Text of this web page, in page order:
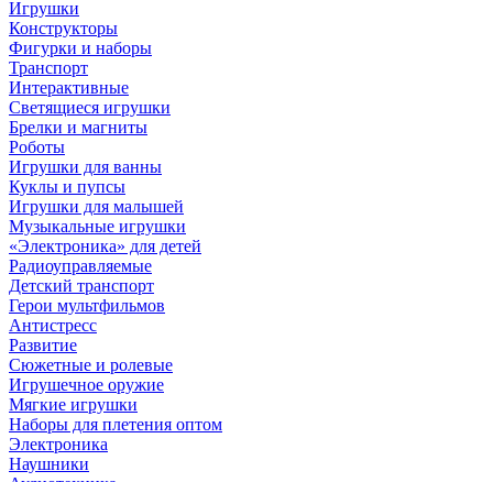
Игрушки
Конструкторы
Фигурки и наборы
Транспорт
Интерактивные
Светящиеся игрушки
Брелки и магниты
Роботы
Игрушки для ванны
Куклы и пупсы
Игрушки для малышей
Музыкальные игрушки
«Электроника» для детей
Радиоуправляемые
Детский транспорт
Герои мультфильмов
Антистресс
Развитие
Сюжетные и ролевые
Игрушечное оружие
Мягкие игрушки
Наборы для плетения оптом
Электроника
Наушники